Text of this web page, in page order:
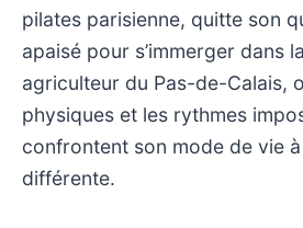
pilates parisienne, quitte son
apaisé pour s’immerger dans
agriculteur du Pas-de-Calais,
physiques et les rythmes
confrontent son mode de vie
différente.